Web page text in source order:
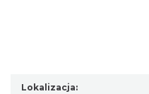
Lokalizacja: